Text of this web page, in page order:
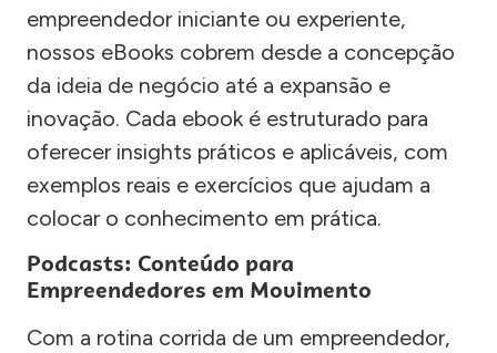
empreendedor iniciante ou experiente,
nossos eBooks cobrem desde a concepção
da ideia de negócio até a expansão e
inovação. Cada ebook é estruturado para
oferecer insights práticos e aplicáveis, com
exemplos reais e exercícios que ajudam a
colocar o conhecimento em prática.
Podcasts: Conteúdo para
Empreendedores em Movimento
Com a rotina corrida de um empreendedor,